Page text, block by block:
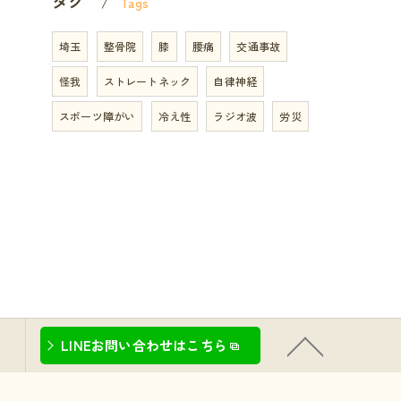
埼玉 整骨院 膝 腰痛 交通事故
怪我 ストレートネック 自律神経
スポーツ障がい 冷え性 ラジオ波 労災
LINEお問い合わせはこちら